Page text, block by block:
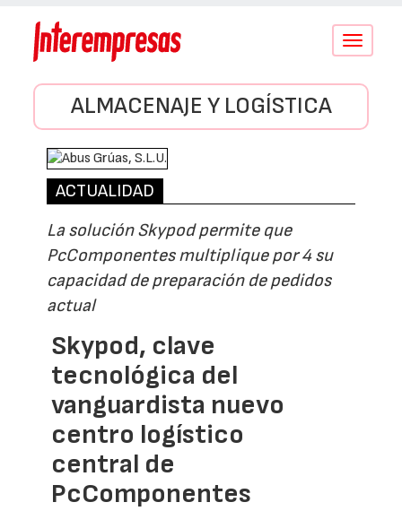
Conmutar
ALMACENAJE Y LOGÍSTICA
ACTUALIDAD
La solución Skypod permite que
PcComponentes multiplique por 4 su
capacidad de preparación de pedidos
actual
Skypod, clave
tecnológica del
vanguardista nuevo
centro logístico
central de
PcComponentes